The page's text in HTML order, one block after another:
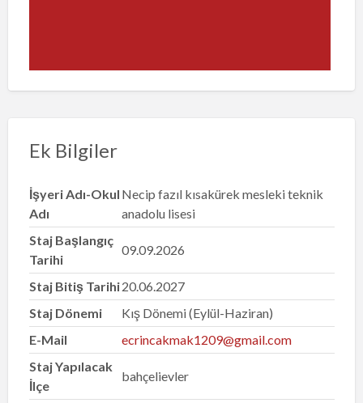
Ek Bilgiler
İşyeri Adı-Okul
Adı
Necip fazıl kısakürek mesleki teknik
anadolu lisesi
Staj Başlangıç
Tarihi
09.09.2026
Staj Bitiş Tarihi20.06.2027
Staj Dönemi
Kış Dönemi (Eylül-Haziran)
E-Mail
ecrincakmak1209@gmail.com
Staj Yapılacak
İlçe
bahçelievler